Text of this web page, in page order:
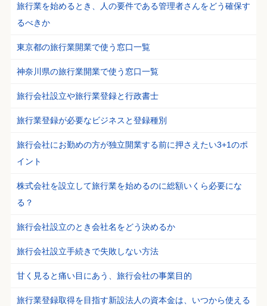
旅行業を始めるとき、人の要件である管理者さんをどう確保す
るべきか
東京都の旅行業開業で使う窓口一覧
神奈川県の旅行業開業で使う窓口一覧
旅行会社設立や旅行業登録と行政書士
旅行業登録が必要なビジネスと登録種別
旅行会社にお勤めの方が独立開業する前に押さえたい3+1のポ
イント
株式会社を設立して旅行業を始めるのに総額いくら必要にな
る？
旅行会社設立のとき会社名をどう決めるか
旅行会社設立手続きで失敗しない方法
甘く見ると痛い目にあう、旅行会社の事業目的
旅行業登録取得を目指す新設法人の資本金は、いつから使える